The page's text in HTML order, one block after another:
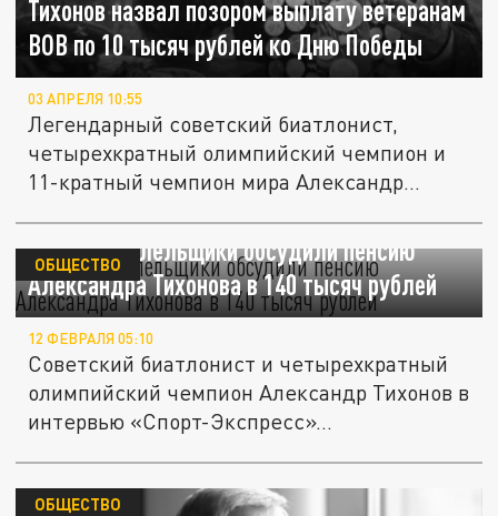
Тихонов назвал позором выплату ветеранам
ВОВ по 10 тысяч рублей ко Дню Победы
03 АПРЕЛЯ 10:55
Легендарный советский биатлонист,
четырехкратный олимпийский чемпион и
11-кратный чемпион мира Александр...
Финские болельщики обсудили пенсию
Александра Тихонова в 140 тысяч рублей
ОБЩЕСТВО
12 ФЕВРАЛЯ 05:10
Советский биатлонист и четырехкратный
олимпийский чемпион Александр Тихонов в
интервью «Спорт-Экспресс»...
ОБЩЕСТВО